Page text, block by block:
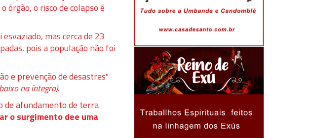
órgão, o risco de colapso é
mas cerca de 23
pois a população não foi
e prevenção de desastres"
na íntegra).
de afundamento de terra
o surgimento dee uma